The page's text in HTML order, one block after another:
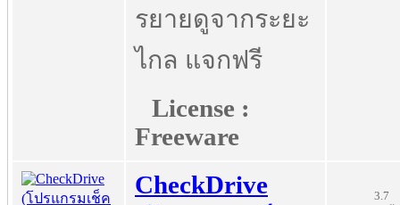
รยายดูจากระยะ
ไกล แจกฟรี
License :
Freeware
CheckDrive
3.7